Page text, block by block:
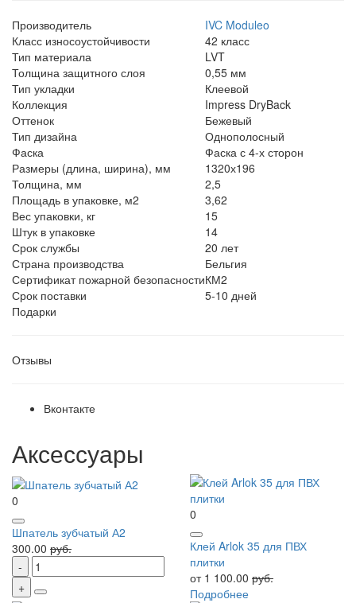
Производитель
IVC Moduleo
Класс износоустойчивости
42 класс
Тип материала
LVT
Толщина защитного слоя
0,55 мм
Тип укладки
Клеевой
Коллекция
Impress DryBack
Оттенок
Бежевый
Тип дизайна
Однополосный
Фаска
Фаска с 4-х сторон
Размеры (длина, ширина), мм
1320х196
Толщина, мм
2,5
Площадь в упаковке, м2
3,62
Вес упаковки, кг
15
Штук в упаковке
14
Срок службы
20 лет
Страна производства
Бельгия
Сертификат пожарной безопасностиКМ2
Срок поставки
5-10 дней
Подарки
Отзывы
Вконтакте
Аксессуары
0
Шпатель зубчатый А2
300.00 руб.
0
Клей Arlok 35 для ПВХ
плитки
от 1 100.00 руб.
Подробнее